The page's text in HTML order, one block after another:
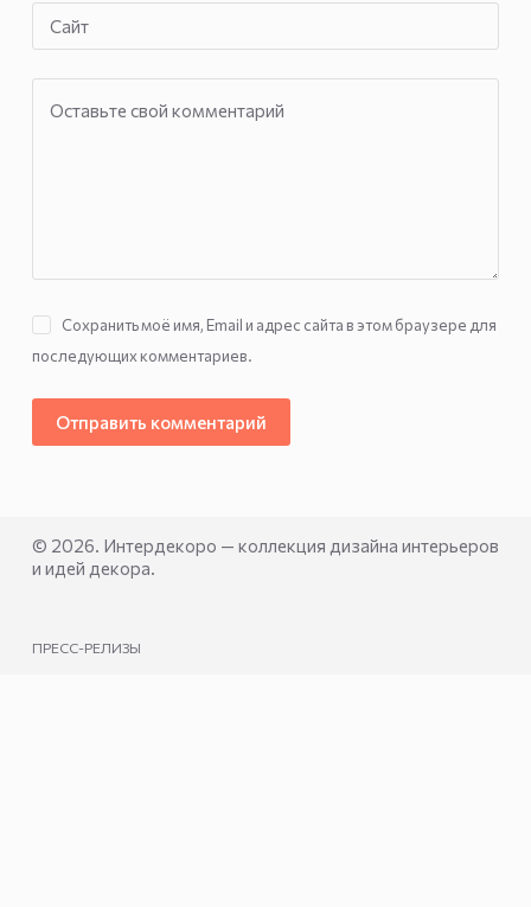
Сайт
Оставьте свой комментарий
Сохранить моё имя, Email и адрес сайта в этом браузере для
последующих комментариев.
Отправить комментарий
© 2026. Интердекоро — коллекция дизайна интерьеров
и идей декора.
ПРЕСС-РЕЛИЗЫ